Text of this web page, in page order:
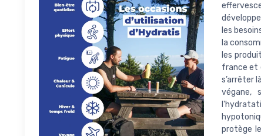
les
la
les
france et
s’arrêter
végane,
protège